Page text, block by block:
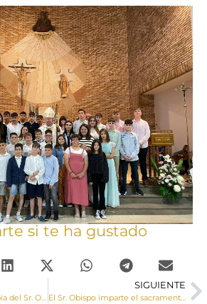
si te ha gustado
Visita Pastoral a Honrubia del Sr. Obispo
SIGUIENTE
El Sr. Obispo imparte el sacramento de la Confirmación a un numeroso grupo de adolescentes en Casas de Benítez